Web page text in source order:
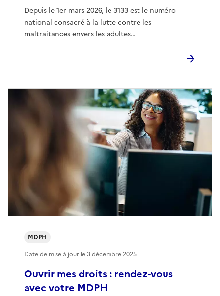
Depuis le 1er mars 2026, le 3133 est le numéro
national consacré à la lutte contre les
maltraitances envers les adultes…
Ouvrir mes droits : rendez-vous
avec votre MDPH
MDPH
Date de mise à jour le3 décembre 2025